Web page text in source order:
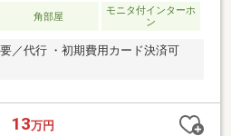
角部屋
モニタ付インターホ
ン
／代行 ・初期費用カード決済可
13万円